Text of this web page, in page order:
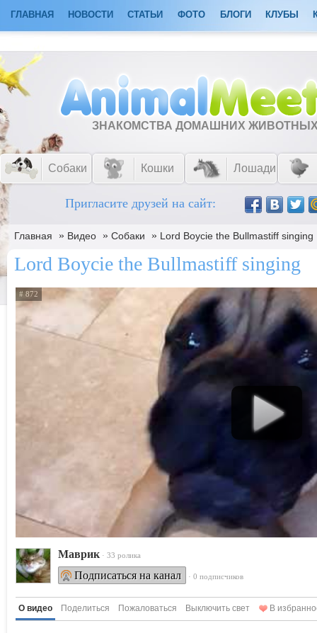
ГЛАВНАЯ НОВОСТИ СТАТЬИ ФОТО БЛОГИ КЛУБЫ
ЗНАКОМСТВА ДОМАШНИХ
Собаки Кошки Лошади
Пригласите друзей на сайт:
Главная » Видео » Собаки » Lord Boycie the Bullmastiff singing
Lord Boycie the Bullmastiff singing
# 872
Маврик · 33 ролика
Подписаться на канал · 0 подписчиков
О видео Поделиться Пожаловаться Выключить свет В